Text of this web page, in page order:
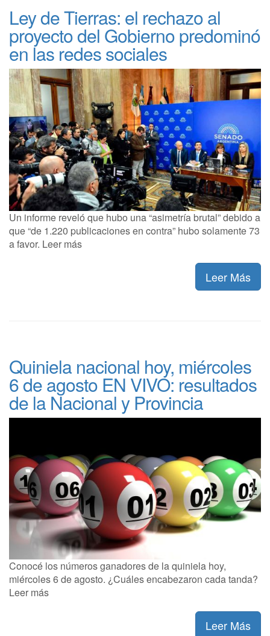
Ley de Tierras: el rechazo al
proyecto del Gobierno predominó
en las redes sociales
Un informe reveló que hubo una “asimetría brutal” debido a
que “de 1.220 publicaciones en contra” hubo solamente 73
a favor. Leer más
Leer Más
Quiniela nacional hoy, miércoles
6 de agosto EN VIVO: resultados
de la Nacional y Provincia
Conocé los números ganadores de la quiniela hoy,
miércoles 6 de agosto. ¿Cuáles encabezaron cada tanda?
Leer más
Leer Más